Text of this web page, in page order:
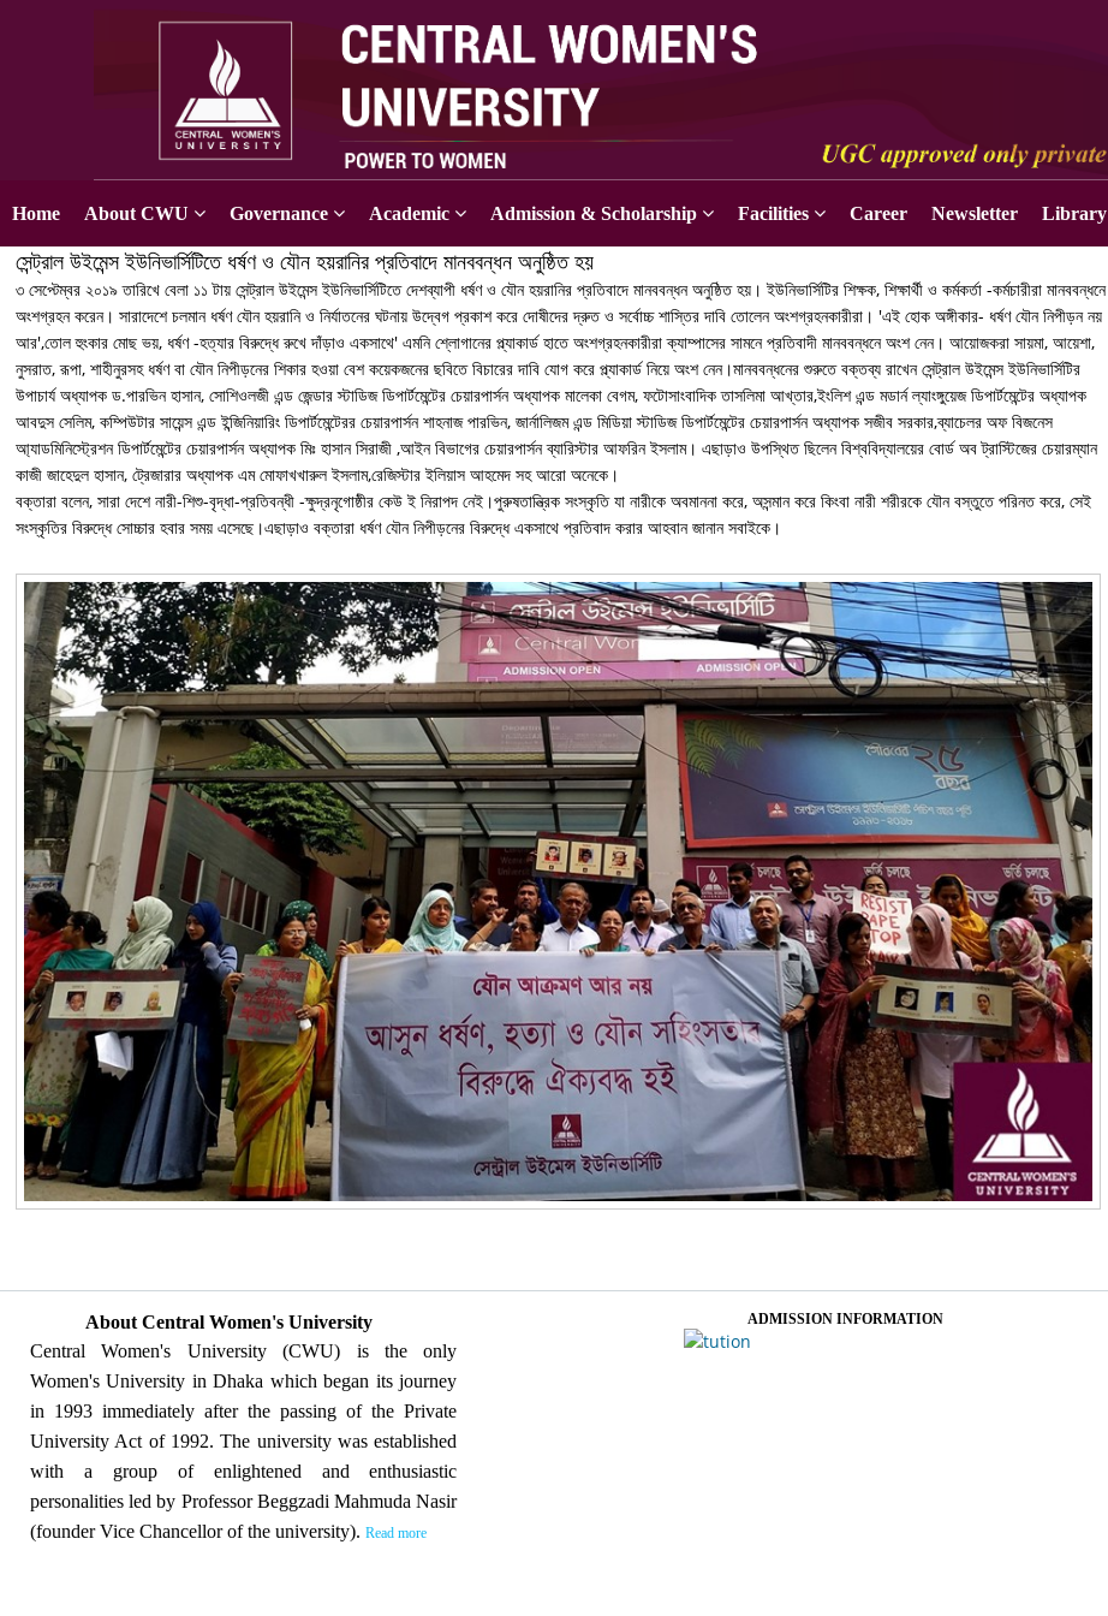
Home About CWU Governance Academic Admission & Scholarship Facilities Career Newsletter Library
সেন্ট্রাল উইমেন্স ইউনিভার্সিটিতে ধর্ষণ ও যৌন হয়রানির প্রতিবাদে মানববন্ধন অনুষ্ঠিত হয়
৩ সেপ্টেম্বর ২০১৯ তারিখে বেলা ১১ টায় সেন্ট্রাল উইমেন্স ইউনিভার্সিটিতে দেশব্যাপী ধর্ষণ ও যৌন হয়রানির প্রতিবাদে মানববন্ধন অনুষ্ঠিত হয়। ইউনিভার্সিটির শিক্ষক, শিক্ষার্থী ও কর্মকর্তা -কর্মচারীরা মানববন্ধনে
অংশগ্রহন করেন। সারাদেশে চলমান ধর্ষণ যৌন হয়রানি ও নির্যাতনের ঘটনায় উদ্বেগ প্রকাশ করে দোষীদের দ্রুত ও সর্বোচ্চ শাস্তির দাবি তোলেন অংশগ্রহনকারীরা। 'এই হোক অঙ্গীকার- ধর্ষণ যৌন নিপীড়ন নয়
আর',তোল হুংকার মোছ ভয়, ধর্ষণ -হত্যার বিরুদ্ধে রুখে দাঁড়াও একসাথে' এমনি শ্লোগানের প্ল্যাকার্ড হাতে অংশগ্রহনকারীরা ক্যাম্পাসের সামনে প্রতিবাদী মানববন্ধনে অংশ নেন। আয়োজকরা সায়মা, আয়েশা,
নুসরাত, রূপা, শাহীনুরসহ ধর্ষণ বা যৌন নিপীড়নের শিকার হওয়া বেশ কয়েকজনের ছবিতে বিচারের দাবি যোগ করে প্ল্যাকার্ড নিয়ে অংশ নেন।মানববন্ধনের শুরুতে বক্তব্য রাখেন সেন্ট্রাল উইমেন্স ইউনিভার্সিটির
উপাচার্য অধ্যাপক ড.পারভিন হাসান, সোশিওলজী এন্ড জেন্ডার স্টাডিজ ডিপার্টমেন্টের চেয়ারপার্সন অধ্যাপক মালেকা বেগম, ফটোসাংবাদিক তাসলিমা আখ্তার,ইংলিশ এন্ড মডার্ন ল্যাংঙ্গুয়েজ ডিপার্টমেন্টের অধ্যাপক
আবদুস সেলিম, কম্পিউটার সায়েন্স এন্ড ইন্জিনিয়ারিং ডিপার্টমেন্টেরর চেয়ারপার্সন শাহনাজ পারভিন, জার্নালিজম এন্ড মিডিয়া স্টাডিজ ডিপার্টমেন্টের চেয়ারপার্সন অধ্যাপক সজীব সরকার,ব্যাচেলর অফ বিজনেস
আ্যাডমিনিস্ট্রেশন ডিপার্টমেন্টের চেয়ারপার্সন অধ্যাপক মিঃ হাসান সিরাজী ,আইন বিভাগের চেয়ারপার্সন ব্যারিস্টার আফরিন ইসলাম। এছাড়াও উপস্থিত ছিলেন বিশ্ববিদ্যালয়ের বোর্ড অব ট্রাস্টিজের চেয়ারম্যান
কাজী জাহেদুল হাসান, ট্রেজারার অধ্যাপক এম মোফাখখারুল ইসলাম,রেজিস্টার ইলিয়াস আহমেদ সহ আরো অনেকে।
বক্তারা বলেন, সারা দেশে নারী-শিশু-বৃদ্ধা-প্রতিবন্ধী -ক্ষুদ্রনৃগোষ্ঠীর কেউ ই নিরাপদ নেই।পুরুষতান্ত্রিক সংস্কৃতি যা নারীকে অবমাননা করে, অসন্মান করে কিংবা নারী শরীরকে যৌন বস্তুতে পরিনত করে, সেই
সংস্কৃতির বিরুদ্ধে সোচ্চার হবার সময় এসেছে।এছাড়াও বক্তারা ধর্ষণ যৌন নিপীড়নের বিরুদ্ধে একসাথে প্রতিবাদ করার আহবান জানান সবাইকে।
About Central Women's University
Central Women's University (CWU) is the only
Women's University in Dhaka which began its journey
in 1993 immediately after the passing of the Private
University Act of 1992. The university was established
with a group of enlightened and enthusiastic
personalities led by Professor Beggzadi Mahmuda Nasir
(founder Vice Chancellor of the university). Read more
ADMISSION INFORMATION